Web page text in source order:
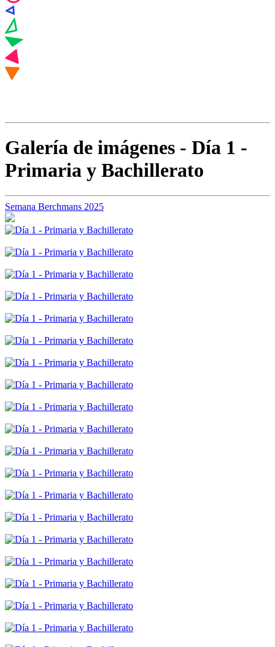
Galería de imágenes - Día 1 -
Primaria y Bachillerato
Semana Berchmans 2025